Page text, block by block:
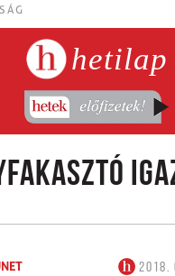
hetilap
2018.